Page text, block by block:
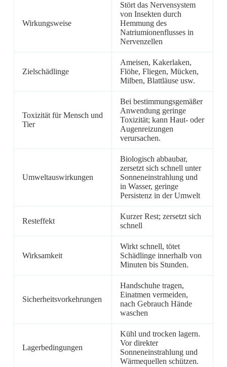
Wirkungsweise
Stört das Nervensystem
von Insekten durch
Hemmung des
Natriumionenflusses in
Nervenzellen
Zielschädlinge
Ameisen, Kakerlaken,
Flöhe, Fliegen, Mücken,
Milben, Blattläuse usw.
Toxizität für Mensch und
Tier
Bei bestimmungsgemäßer
Anwendung geringe
Toxizität; kann Haut- oder
Augenreizungen
verursachen.
Umweltauswirkungen
Biologisch abbaubar,
zersetzt sich schnell unter
Sonneneinstrahlung und
in Wasser, geringe
Persistenz in der Umwelt
Resteffekt
Kurzer Rest; zersetzt sich
schnell
Wirksamkeit
Wirkt schnell, tötet
Schädlinge innerhalb von
Minuten bis Stunden.
Sicherheitsvorkehrungen
Handschuhe tragen,
Einatmen vermeiden,
nach Gebrauch Hände
waschen
Lagerbedingungen
Kühl und trocken lagern.
Vor direkter
Sonneneinstrahlung und
Wärmequellen schützen.